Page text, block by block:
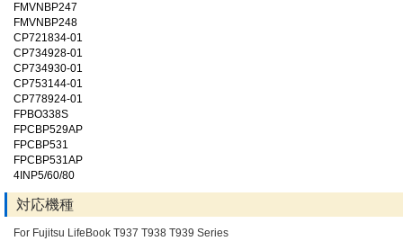
FMVNBP247
FMVNBP248
CP721834-01
CP734928-01
CP734930-01
CP753144-01
CP778924-01
FPBO338S
FPCBP529AP
FPCBP531
FPCBP531AP
4INP5/60/80
対応機種
For Fujitsu LifeBook T937 T938 T939 Series